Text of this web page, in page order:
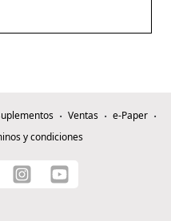
Ventas
e-Paper
y condiciones